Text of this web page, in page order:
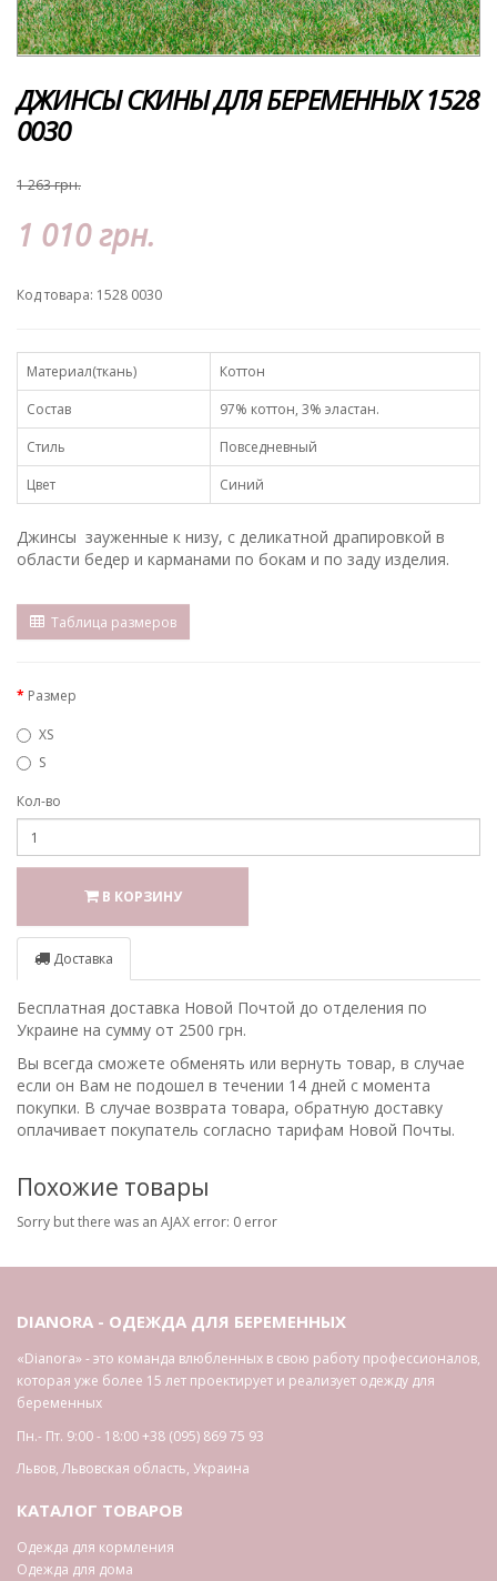
ДЖИНСЫ СКИНЫ ДЛЯ БЕРЕМЕННЫХ 1528
0030
1 263 грн.
1 010 грн.
Код товара: 1528 0030
Материал(ткань)
Коттон
Состав
97% коттон, 3% эластан.
Стиль
Повседневный
Цвет
Синий
Джинсы зауженные к низу, с деликатной драпировкой в
области бедер и карманами по бокам и по заду изделия.
Таблица размеров
Размер
XS
S
Кол-во
В КОРЗИНУ
Доставка
Бесплатная доставка Новой Почтой до отделения по
Украине на сумму от 2500 грн.
Вы всегда сможете обменять или вернуть товар, в случае
если он Вам не подошел в течении 14 дней с момента
покупки. В случае возврата товара, обратную доставку
оплачивает покупатель согласно тарифам Новой Почты.
Похожие товары
Sorry but there was an AJAX error: 0 error
DIANORA - ОДЕЖДА ДЛЯ БЕРЕМЕННЫХ
«Dianora» - это команда влюбленных в свою работу профессионалов,
которая уже более 15 лет проектирует и реализует одежду для
беременных
Пн.- Пт. 9:00 - 18:00+38 (095) 869 75 93
Львов,Львовская область, Украина
КАТАЛОГ ТОВАРОВ
Одежда для кормления
Одежда для дома